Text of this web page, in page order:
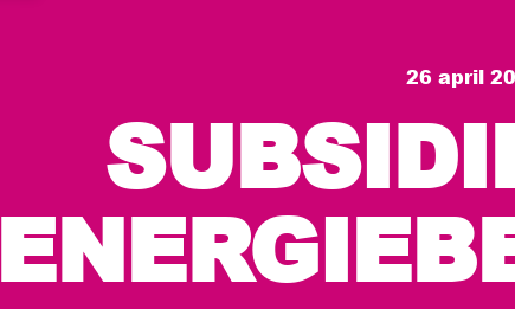
26 april